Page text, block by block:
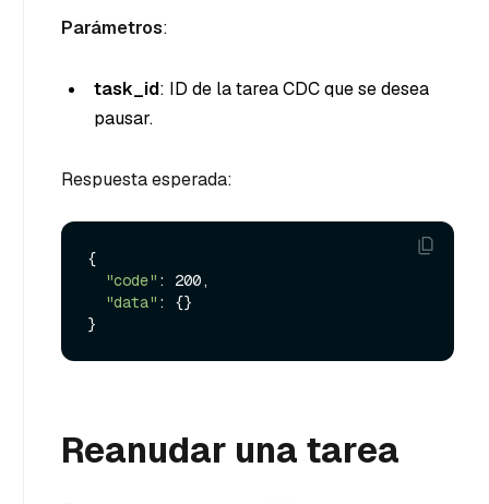
Parámetros:
task_id: ID de la tarea CDC que se desea
pausar.
Respuesta esperada:
{
"code" : 200,
"data" : {}
Reanudar una tarea